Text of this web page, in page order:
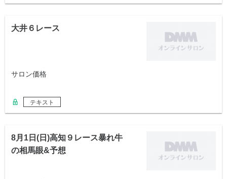
大井６レース
サロン価格
テキスト
8月1日(日)高知９レース暴れ牛
の相馬眼&予想